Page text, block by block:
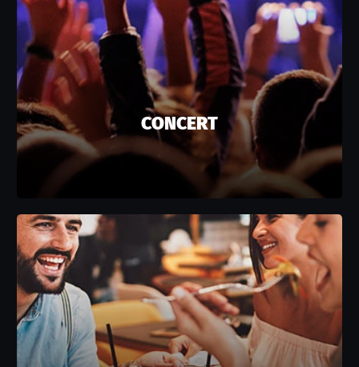
CONCERT